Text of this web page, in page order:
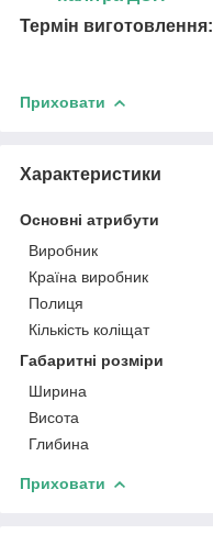
Термін виготовлення:
Приховати
Характеристики
Основні атрибути
Виробник
Країна виробник
Полиця
Кількість коліщат
Габаритні розміри
Ширина
Висота
Глибина
Приховати